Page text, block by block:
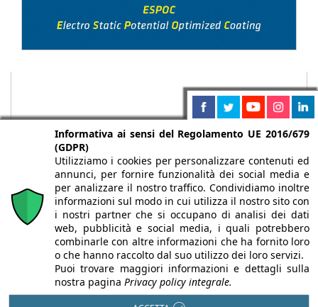
Chi siamo Autori Per la tua pubblicità
Iscriviti alla
newsletter
Informativa ai sensi del Regolamento UE 2016/679
(GDPR)
Utilizziamo i cookies per personalizzare contenuti ed
annunci, per fornire funzionalità dei social media e
per analizzare il nostro traffico. Condividiamo inoltre
informazioni sul modo in cui utilizza il nostro sito con
i nostri partner che si occupano di analisi dei dati
web, pubblicità e social media, i quali potrebbero
combinarle con altre informazioni che ha fornito loro
o che hanno raccolto dal suo utilizzo dei loro servizi.
Puoi trovare maggiori informazioni e dettagli sulla
nostra pagina Privacy policy integrale.